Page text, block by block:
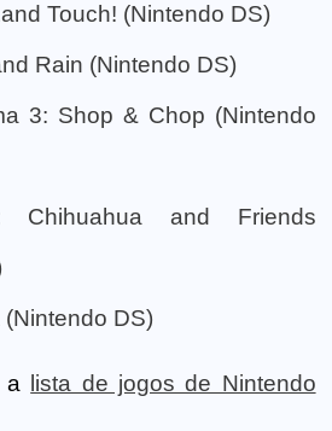
Touch! (Nintendo DS)
Rain (Nintendo DS)
3: Shop & Chop (Nintendo
Chihuahua and Friends
DS)
a
lista de jogos de Nintendo